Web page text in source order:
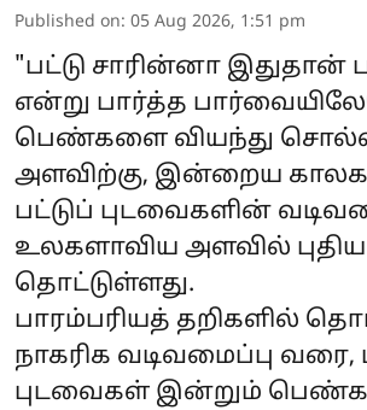
Published on: 05 Aug 2026, 1:51 pm
"பட்டு சாரின்னா இதுதான்
என்று பார்த்த
பெண்களை வியந்து
அளவிற்கு, இன்றைய
பட்டுப் புடவைகளின்
உலகளாவிய அளவில்
தொட்டுள்ளது.
பாரம்பரியத் தறிகளில்
நாகரிக வடிவமைப்பு வரை,
புடவைகள் இன்றும்